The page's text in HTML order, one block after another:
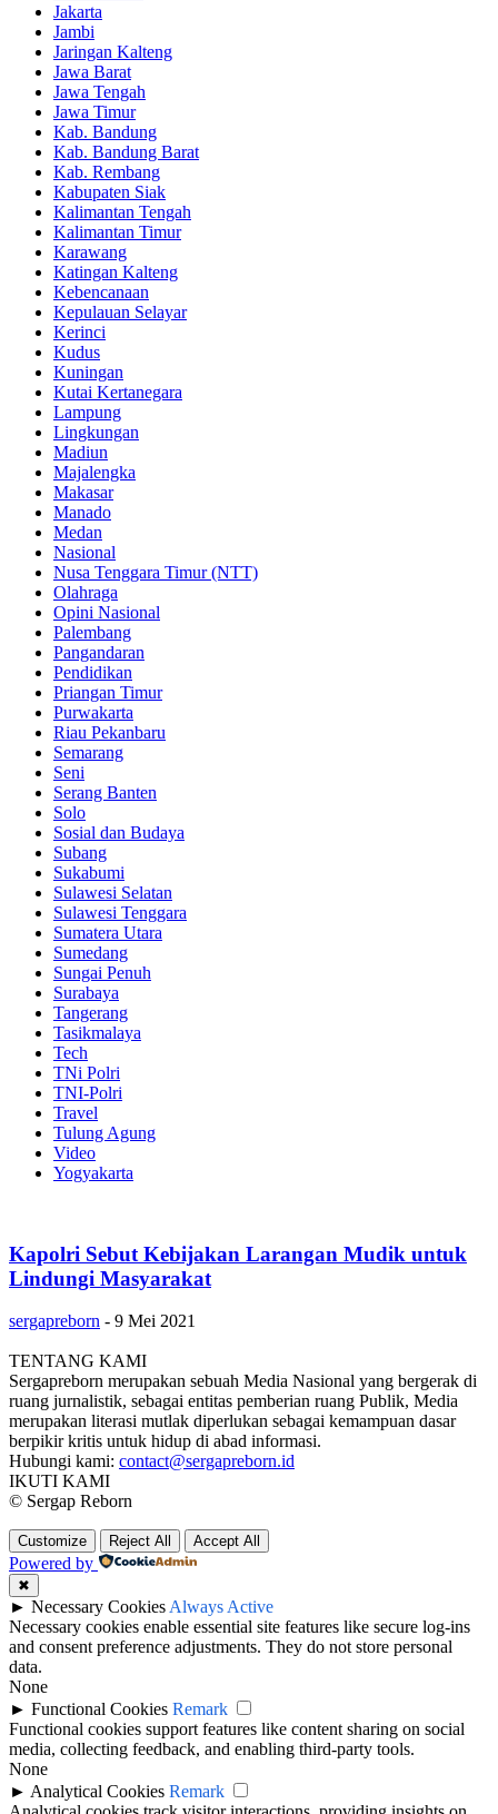
Jakarta
Jambi
Jaringan Kalteng
Jawa Barat
Jawa Tengah
Jawa Timur
Kab. Bandung
Kab. Bandung Barat
Kab. Rembang
Kabupaten Siak
Kalimantan Tengah
Kalimantan Timur
Karawang
Katingan Kalteng
Kebencanaan
Kepulauan Selayar
Kerinci
Kudus
Kuningan
Kutai Kertanegara
Lampung
Lingkungan
Madiun
Majalengka
Makasar
Manado
Medan
Nasional
Nusa Tenggara Timur (NTT)
Olahraga
Opini Nasional
Palembang
Pangandaran
Pendidikan
Priangan Timur
Purwakarta
Riau Pekanbaru
Semarang
Seni
Serang Banten
Solo
Sosial dan Budaya
Subang
Sukabumi
Sulawesi Selatan
Sulawesi Tenggara
Sumatera Utara
Sumedang
Sungai Penuh
Surabaya
Tangerang
Tasikmalaya
Tech
TNi Polri
TNI-Polri
Travel
Tulung Agung
Video
Yogyakarta
Kapolri Sebut Kebijakan Larangan Mudik untuk
Lindungi Masyarakat
sergapreborn - 9 Mei 2021
TENTANG KAMI
Sergapreborn merupakan sebuah Media Nasional yang bergerak di
ruang jurnalistik, sebagai entitas pemberian ruang Publik, Media
merupakan literasi mutlak diperlukan sebagai kemampuan dasar
berpikir kritis untuk hidup di abad informasi.
Hubungi kami: contact@sergapreborn.id
IKUTI KAMI
© Sergap Reborn
Customize Reject All Accept All
Powered by
✖
► Necessary Cookies Always Active
Necessary cookies enable essential site features like secure log-ins
and consent preference adjustments. They do not store personal
data.
None
► Functional Cookies Remark
Functional cookies support features like content sharing on social
media, collecting feedback, and enabling third-party tools.
None
► Analytical Cookies Remark